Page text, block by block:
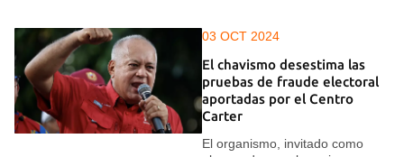
03 OCT 2024
El chavismo desestima las
pruebas de fraude electoral
aportadas por el Centro
Carter
El organismo, invitado como